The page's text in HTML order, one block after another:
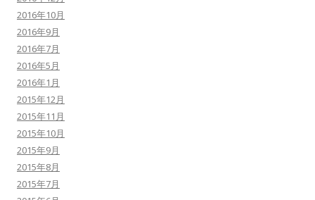
2016年10月
2016年9月
2016年7月
2016年5月
2016年1月
2015年12月
2015年11月
2015年10月
2015年9月
2015年8月
2015年7月